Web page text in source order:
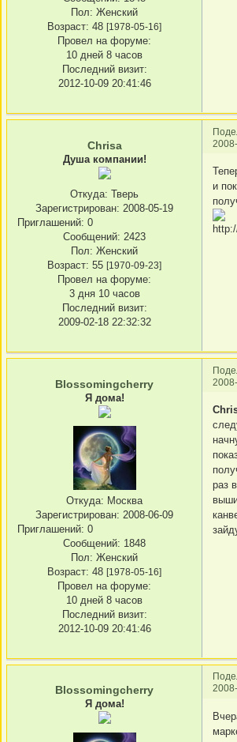
Пол: Женский
Возраст: 48 [1978-05-16]
Провел на форуме:
10 дней 8 часов
Последний визит:
2012-10-09 20:41:46
Chrisa
Душа компании!
Откуда: Тверь
Зарегистрирован: 2008-05-19
Приглашений: 0
Сообщений: 2423
Пол: Женский
Возраст: 55 [1970-09-23]
Провел на форуме:
3 дня 10 часов
Последний визит:
2009-02-18 22:32:32
и
Blossomingcherry
Я дома!
Откуда: Москва
Зарегистрирован: 2008-06-09
Приглашений: 0
Сообщений: 1848
Пол: Женский
Возраст: 48 [1978-05-16]
Провел на форуме:
10 дней 8 часов
Последний визит:
2012-10-09 20:41:46
раз
Blossomingcherry
Я дома!